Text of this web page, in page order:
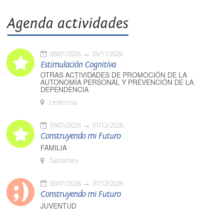
Agenda actividades
08/01/2026 26/11/2026
Estimulación Cognitiva
OTRAS ACTIVIDADES DE PROMOCIÓN DE LA
AUTONOMÍA PERSONAL Y PREVENCIÓN DE LA
DEPENDENCIA
Ledesma
09/01/2026 31/12/2026
Construyendo mi Futuro
FAMILIA
Tamames
09/01/2026 31/12/2026
Construyendo mi Futuro
JUVENTUD